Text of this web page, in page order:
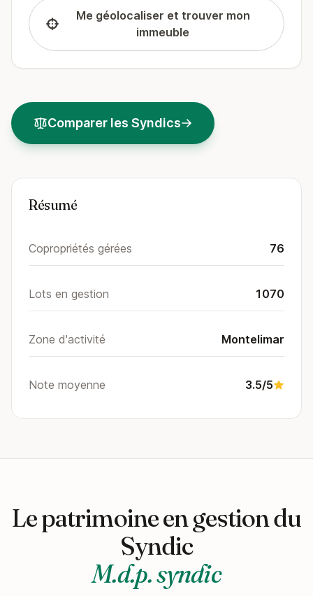
Me géolocaliser et trouver mon
immeuble
Comparer les Syndics
Résumé
Copropriétés gérées 76
Lots en gestion 1070
Zone d'activité Montelimar
Note moyenne 3.5/5
Le patrimoine en gestion du
Syndic
M.d.p. syndic